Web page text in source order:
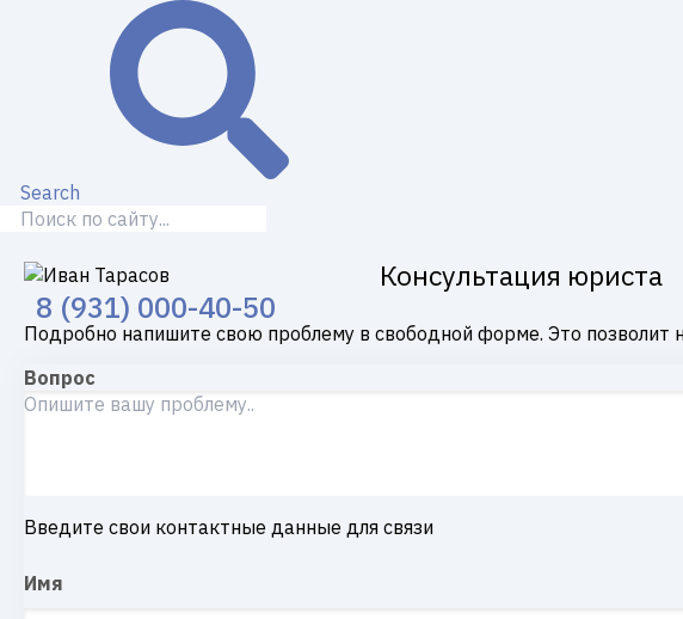
Search
Консультация юриста
8 (931) 000-40-50
Подробно напишите свою проблему в свободной форме. Это
Вопрос
Введите свои контактные данные для связи
Имя